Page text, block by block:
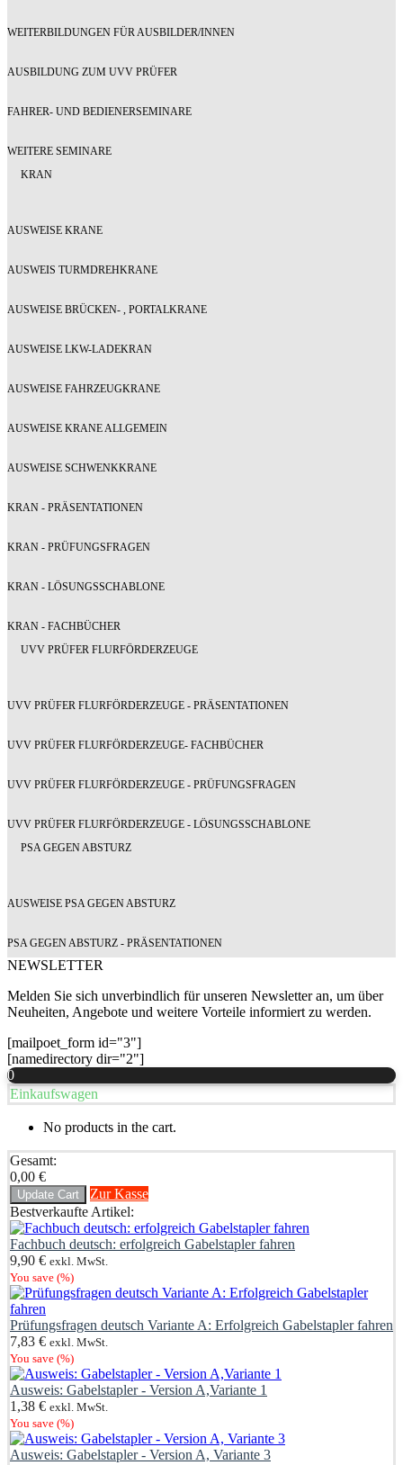
WEITERBILDUNGEN FÜR AUSBILDER/INNEN
AUSBILDUNG ZUM UVV PRÜFER
FAHRER- UND BEDIENERSEMINARE
WEITERE SEMINARE
KRAN
AUSWEISE KRANE
AUSWEIS TURMDREHKRANE
AUSWEISE BRÜCKEN- , PORTALKRANE
AUSWEISE LKW-LADEKRAN
AUSWEISE FAHRZEUGKRANE
AUSWEISE KRANE ALLGEMEIN
AUSWEISE SCHWENKKRANE
KRAN - PRÄSENTATIONEN
KRAN - PRÜFUNGSFRAGEN
KRAN - LÖSUNGSSCHABLONE
KRAN - FACHBÜCHER
UVV PRÜFER FLURFÖRDERZEUGE
UVV PRÜFER FLURFÖRDERZEUGE - PRÄSENTATIONEN
UVV PRÜFER FLURFÖRDERZEUGE- FACHBÜCHER
UVV PRÜFER FLURFÖRDERZEUGE - PRÜFUNGSFRAGEN
UVV PRÜFER FLURFÖRDERZEUGE - LÖSUNGSSCHABLONE
PSA GEGEN ABSTURZ
AUSWEISE PSA GEGEN ABSTURZ
PSA GEGEN ABSTURZ - PRÄSENTATIONEN
NEWSLETTER
Melden Sie sich unverbindlich für unseren Newsletter an, um über
Neuheiten, Angebote und weitere Vorteile informiert zu werden.
[mailpoet_form id="3"]
[namedirectory dir="2"]
0
Einkaufswagen
No products in the cart.
Gesamt:
0,00 €
Update Cart
Zur Kasse
Bestverkaufte Artikel:
Fachbuch deutsch: erfolgreich Gabelstapler fahren
9,90 € exkl. MwSt.
You save (%)
Prüfungsfragen deutsch Variante A: Erfolgreich Gabelstapler fahren
7,83 € exkl. MwSt.
You save (%)
Ausweis: Gabelstapler - Version A,Variante 1
1,38 € exkl. MwSt.
You save (%)
Ausweis: Gabelstapler - Version A, Variante 3